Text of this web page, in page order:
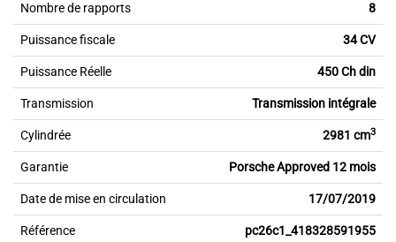
Nombre de rapports 8
Puissance fiscale 34 CV
Puissance Réelle 450 Ch din
Transmission Transmission intégrale
Cylindrée 2981 cm3
Garantie Porsche Approved 12 mois
Date de mise en circulation 17/07/2019
Référence pc26c1_418328591955